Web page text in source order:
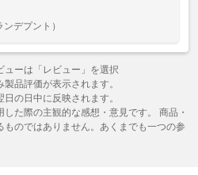
デプント）
ーは「レビュー」を選択
品評価が表示されます。
の日中に反映されます。
た際の主観的な感想・意見です。 商品・
のではありません。あくまでも一つの参